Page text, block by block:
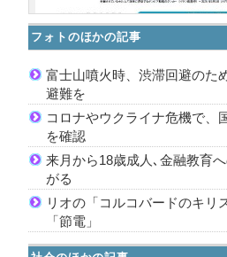
フォトのほかの記事
富士山噴火時、渋滞回避のた
避難を
コロナやウクライナ危機で、
を確認
来月から18歳成人､金融教育
がる
リオの「コルコバードのキリ
「節電」